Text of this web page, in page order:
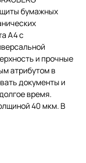
бумажных
А4 с
и прочные
атрибутом в
документы и
время.
40 мкм. В